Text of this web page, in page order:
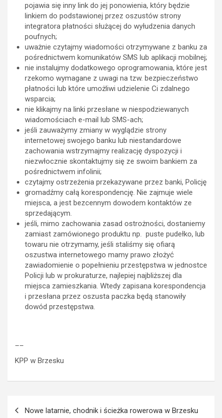
pojawia się inny link do jej ponowienia, który będzie
linkiem do podstawionej przez oszustów strony
integratora płatności służącej do wyłudzenia danych
poufnych;
uważnie czytajmy wiadomości otrzymywane z banku za
pośrednictwem komunikatów SMS lub aplikacji mobilnej;
nie instalujmy dodatkowego oprogramowania, które jest
rzekomo wymagane z uwagi na tzw. bezpieczeństwo
płatności lub które umożliwi udzielenie Ci zdalnego
wsparcia;
nie klikajmy na linki przesłane w niespodziewanych
wiadomościach e-mail lub SMS-ach;
jeśli zauważymy zmiany w wyglądzie strony
internetowej swojego banku lub niestandardowe
zachowania wstrzymajmy realizację dyspozycji i
niezwłocznie skontaktujmy się ze swoim bankiem za
pośrednictwem infolinii;
czytajmy ostrzeżenia przekazywane przez banki, Policję
gromadźmy całą korespondencję. Nie zajmuje wiele
miejsca, a jest bezcennym dowodem kontaktów ze
sprzedającym.
jeśli, mimo zachowania zasad ostrożności, dostaniemy
zamiast zamówionego produktu np. puste pudełko, lub
towaru nie otrzymamy, jeśli staliśmy się ofiarą
oszustwa internetowego mamy prawo złożyć
zawiadomienie o popełnieniu przestępstwa w jednostce
Policji lub w prokuraturze, najlepiej najbliższej dla
miejsca zamieszkania. Wtedy zapisana korespondencja
i przesłana przez oszusta paczka będą stanowiły
dowód przestępstwa.
KPP w Brzesku
Nowe latarnie, chodnik i ścieżka rowerowa w Brzesku